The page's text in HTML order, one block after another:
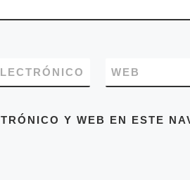
WEB
Y WEB EN ESTE